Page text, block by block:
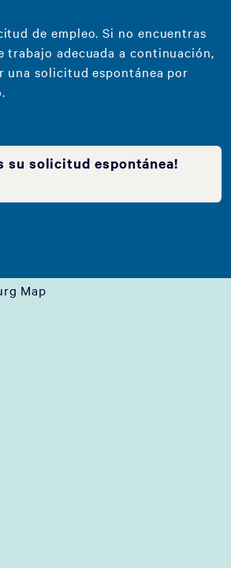
de empleo. Si no encuentras
trabajo adecuada a continuación,
una solicitud espontánea por
su solicitud espontánea!